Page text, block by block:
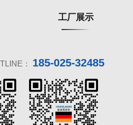
工厂展示
： 185-025-32485